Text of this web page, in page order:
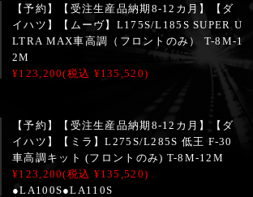
【予約】【受注生産品納期8-12カ月】【ダ
イハツ】【ムーヴ】L175S/L185S SUPER U
LTRA MAX車高調（フロントのみ） T-8M-1
2M
¥123,200(税込 ¥135,520)
【予約】【受注生産品納期8-12カ月】【ダ
イハツ】【ミラ】L275S/L285S 低王 F-30
車高調キット (フロントのみ) T-8M-12M
¥123,200(税込 ¥135,520)
●LA100S●LA110S